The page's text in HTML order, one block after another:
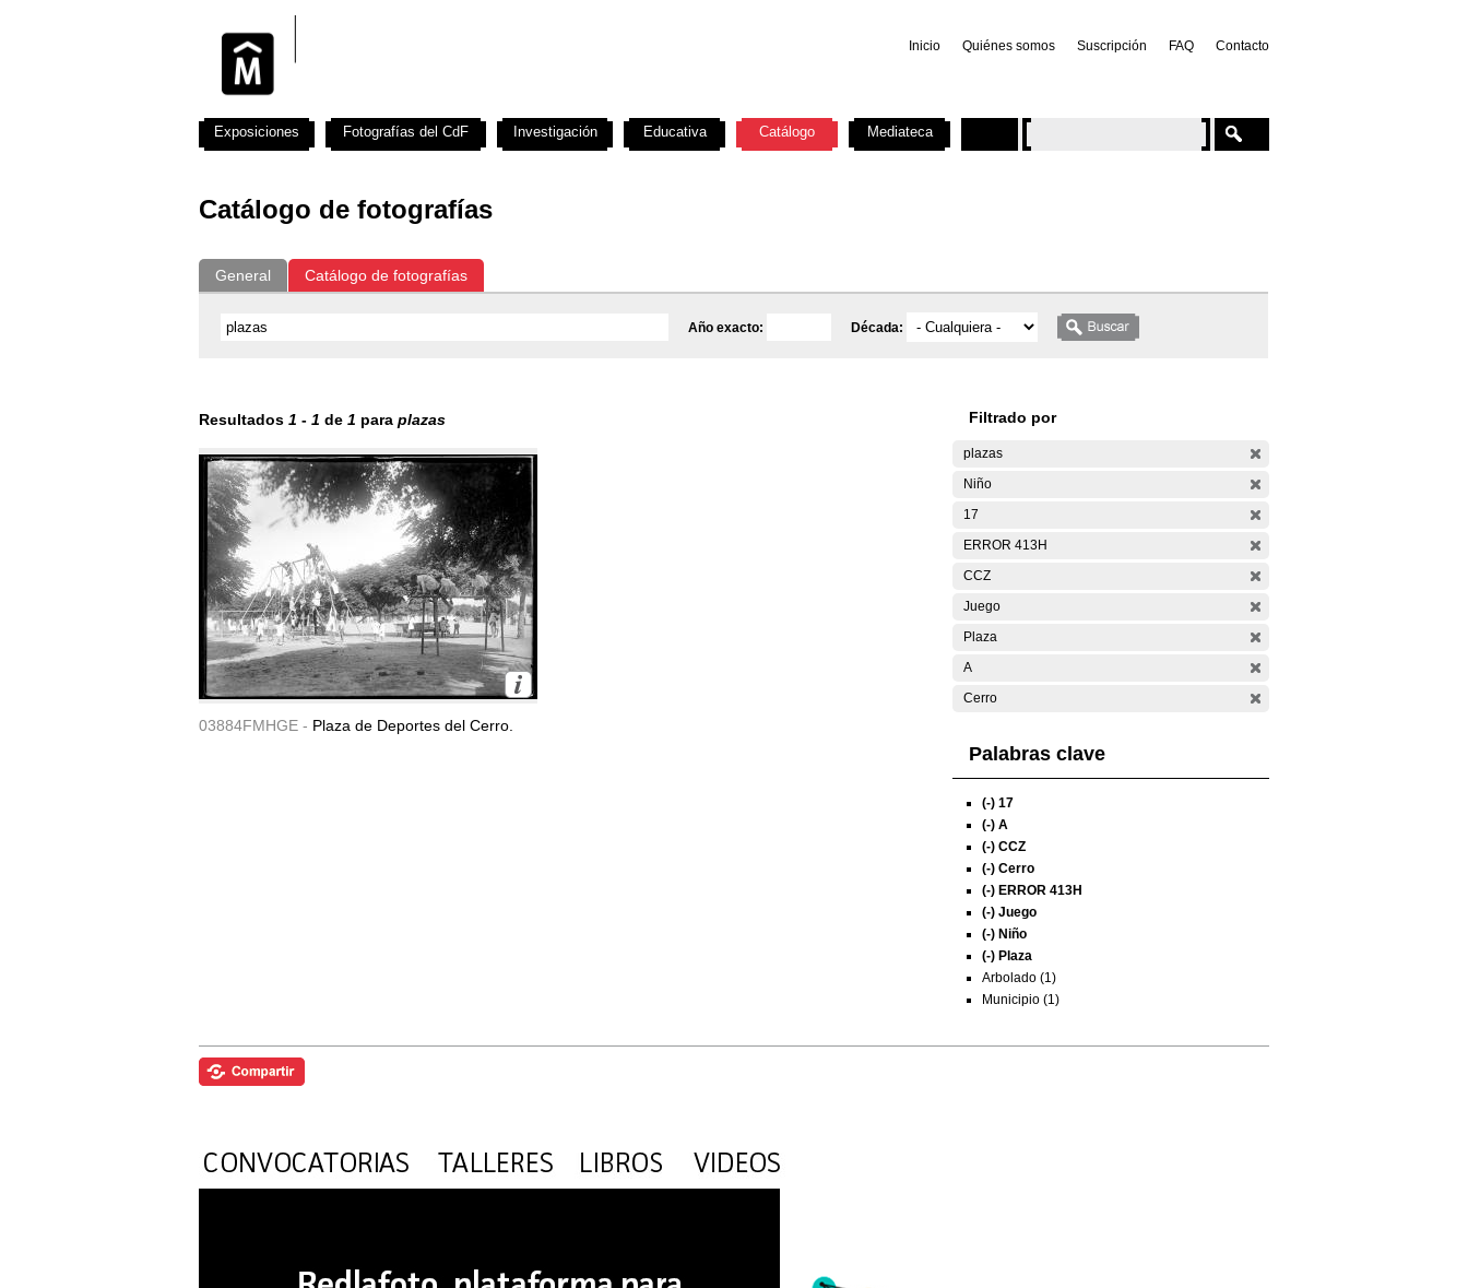
Inicio Quiénes somos Suscripción FAQ Contacto
Catálogo de fotografías
General Catálogo de fotografías
Año exacto: Década:
Resultados 1 - 1 de 1 para plazas
03884FMHGE - Plaza de Deportes del Cerro.
Filtrado por
plazas
Niño
17
ERROR 413H
CCZ
Juego
Plaza
A
Cerro
Palabras clave
(-) 17
(-) A
(-) CCZ
(-) Cerro
(-) ERROR 413H
(-) Juego
(-) Niño
(-) Plaza
Arbolado (1)
Municipio (1)
Exposiciones Fotografías del CdF Investigación Educativa Catálogo Mediateca